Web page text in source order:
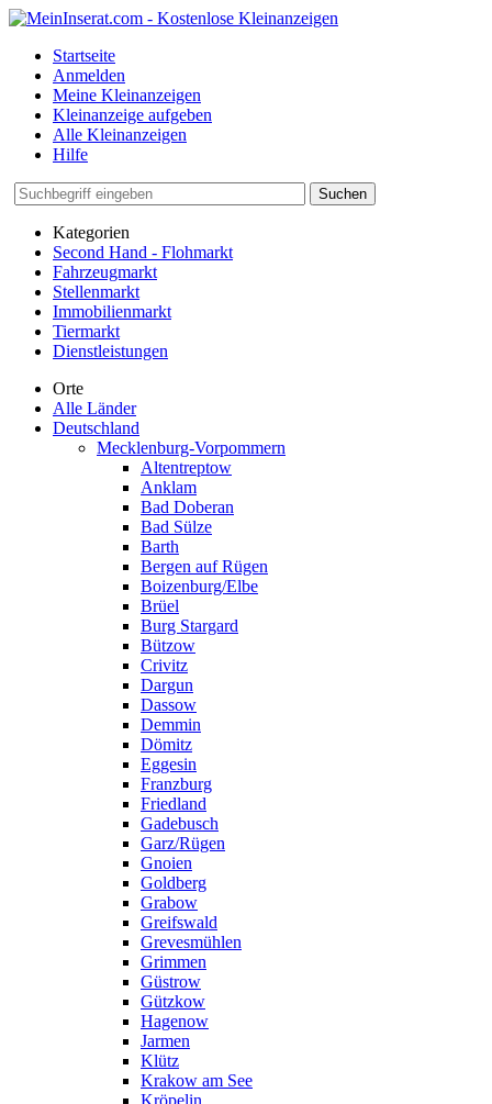
Startseite
Anmelden
Meine Kleinanzeigen
Kleinanzeige aufgeben
Alle Kleinanzeigen
Hilfe
Suchen
Kategorien
Second Hand - Flohmarkt
Fahrzeugmarkt
Stellenmarkt
Immobilienmarkt
Tiermarkt
Dienstleistungen
Orte
Alle Länder
Deutschland
Mecklenburg-Vorpommern
Altentreptow
Anklam
Bad Doberan
Bad Sülze
Barth
Bergen auf Rügen
Boizenburg/Elbe
Brüel
Burg Stargard
Bützow
Crivitz
Dargun
Dassow
Demmin
Dömitz
Eggesin
Franzburg
Friedland
Gadebusch
Garz/Rügen
Gnoien
Goldberg
Grabow
Greifswald
Grevesmühlen
Grimmen
Güstrow
Gützkow
Hagenow
Jarmen
Klütz
Krakow am See
Kröpelin